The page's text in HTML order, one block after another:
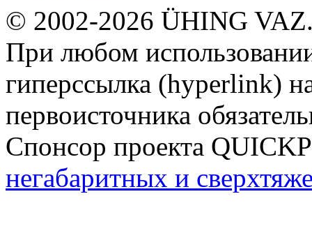
© 2002-2026 ÜHING
При любом
гиперссылка (hyperlink)
первоисточника
Спонсор проекта
негабаритных и